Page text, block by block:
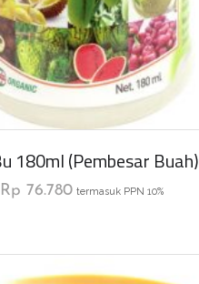
180ml (Pembesar Buah)
Rp 76.780 termasuk PPN 10%